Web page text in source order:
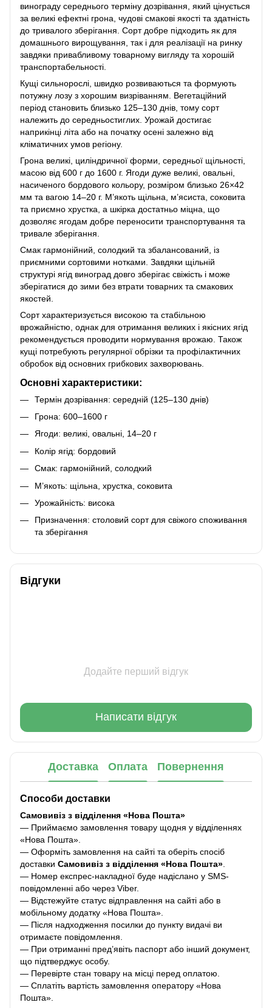
винограду середнього терміну дозрівання, який цінується
за великі ефектні грона, чудові смакові якості та здатність
до тривалого зберігання. Сорт добре підходить як для
домашнього вирощування, так і для реалізації на ринку
завдяки привабливому товарному вигляду та хорошій
транспортабельності.
Кущі сильнорослі, швидко розвиваються та формують
потужну лозу з хорошим визріванням. Вегетаційний
період становить близько 125–130 днів, тому сорт
належить до середньостиглих. Урожай достигає
наприкінці літа або на початку осені залежно від
кліматичних умов регіону.
Грона великі, циліндричної форми, середньої щільності,
масою від 600 г до 1600 г. Ягоди дуже великі, овальні,
насиченого бордового кольору, розміром близько 26×42
мм та вагою 14–20 г. М’якоть щільна, м’ясиста, соковита
та приємно хрустка, а шкірка достатньо міцна, що
дозволяє ягодам добре переносити транспортування та
тривале зберігання.
Смак гармонійний, солодкий та збалансований, із
приємними сортовими нотками. Завдяки щільній
структурі ягід виноград довго зберігає свіжість і може
зберігатися до зими без втрати товарних та смакових
якостей.
Сорт характеризується високою та стабільною
врожайністю, однак для отримання великих і якісних ягід
рекомендується проводити нормування врожаю. Також
кущі потребують регулярної обрізки та профілактичних
обробок від основних грибкових захворювань.
Основні характеристики:
Термін дозрівання: середній (125–130 днів)
Грона: 600–1600 г
Ягоди: великі, овальні, 14–20 г
Колір ягід: бордовий
Смак: гармонійний, солодкий
М’якоть: щільна, хрустка, соковита
Урожайність: висока
Призначення: столовий сорт для свіжого споживання
та зберігання
Відгуки
Додайте перший відгук
Написати відгук
Доставка Оплата Повернення
Способи доставки
Самовивіз з відділення «Нова Пошта»
— Приймаємо замовлення товару щодня у відділеннях
«Нова Пошта».
— Оформіть замовлення на сайті та оберіть спосіб
доставки Самовивіз з відділення «Нова Пошта»
— Номер експрес-накладної буде надіслано у SMS-
повідомленні або через Viber.
— Відстежуйте статус відправлення на сайті або в
мобільному додатку «Нова Пошта».
— Після надходження посилки до пункту видачі ви
отримаєте повідомлення.
— При отриманні пред’явіть паспорт або інший документ,
що підтверджує особу.
— Перевірте стан товару на місці перед оплатою.
— Сплатіть вартість замовлення оператору «Нова
Пошта».